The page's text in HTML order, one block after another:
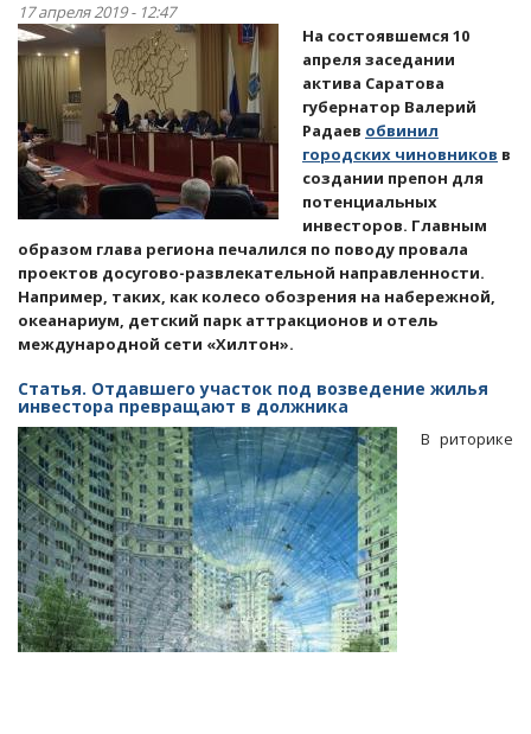
ради
пиара
дольщиках
поступают
с
инвесторами
17 апреля 2019 - 12:47
На состоявшемся 10
апреля заседании
актива Саратова
губернатор Валерий
Радаев обвинил
городских чиновников в
создании препон для
потенциальных
инвесторов. Главным
образом глава региона печалился по поводу провала
проектов досугово-развлекательной направленности.
Например, таких, как колесо обозрения на набережной,
океанариум, детский парк аттракционов и отель
международной сети «Хилтон».
Статья. Отдавшего участок под возведение жилья
инвестора превращают в должника
В риторике